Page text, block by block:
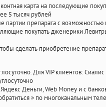
карта на последующие
5 тысяч рублей
препарата с возможностью
покупать дженерики
сделать приобретение
Для VIP клиентов:
Деньги, Web Money и с
» по многоканальным